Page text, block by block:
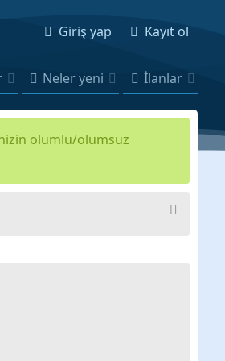
Giriş yap Kayıt ol
Neler yeni İlanlar
olumlu/olumsuz